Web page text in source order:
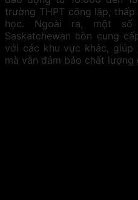
trường THPT công lập,
học. Ngoài ra, một số
Saskatchewan còn cung
với các khu vực khác,
mà vẫn đảm bảo chất